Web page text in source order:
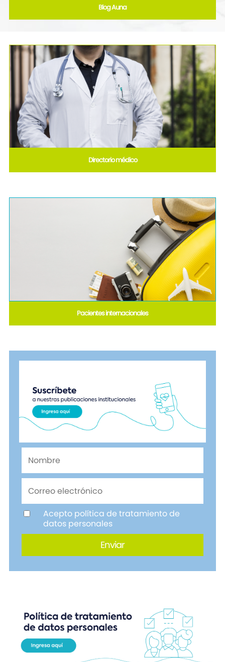
Blog Auna
Directorio médico
Pacientes internacionales
Acepto política de tratamiento de
datos personales